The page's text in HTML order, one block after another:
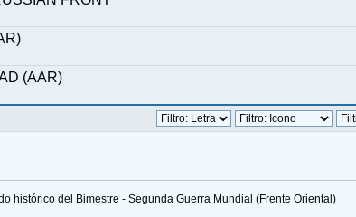
(AAR)
histórico del Bimestre - Segunda Guerra Mundial (Frente Oriental)